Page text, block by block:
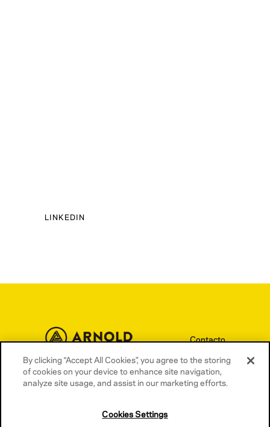
LINKEDIN
Contacto
Términos y condiciones
Política de privacidad
By clicking “Accept All Cookies”, you agree to the storing
of cookies on your device to enhance site navigation,
analyze site usage, and assist in our marketing efforts.
Cookies Settings